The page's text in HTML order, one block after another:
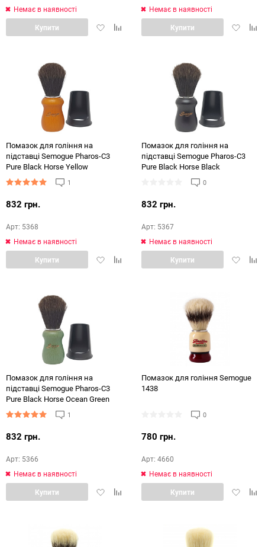
Немає в наявності
ДодатиДодати
Купити
Немає в наявності
Додати
Купити
Помазок для гоління на
підставці Semogue Pharos-C3
Pure Black Horse Yellow
1
832 грн.
Арт: 5368
Немає в наявності
ДодатиДодати
Купити
Помазок для гоління на
підставці Semogue Pharos-C3
Pure Black Horse Black
0
832 грн.
Арт: 5367
Немає в наявності
Додати
Купити
Помазок для гоління на
підставці Semogue Pharos-C3
Pure Black Horse Ocean Green
1
832 грн.
Арт: 5366
Немає в наявності
ДодатиДодати
Купити
Помазок для гоління Semogue
1438
0
780 грн.
Арт: 4660
Немає в наявності
Додати
Купити